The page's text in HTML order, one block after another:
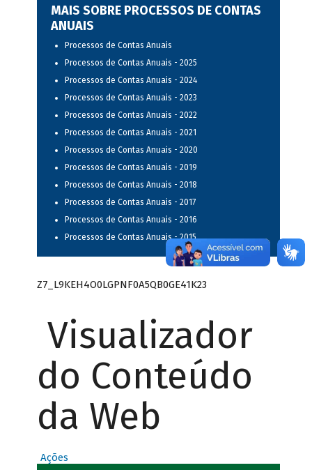
MAIS SOBRE PROCESSOS DE CONTAS
ANUAIS
Processos de Contas Anuais
Processos de Contas Anuais - 2025
Processos de Contas Anuais - 2024
Processos de Contas Anuais - 2023
Processos de Contas Anuais - 2022
Processos de Contas Anuais - 2021
Processos de Contas Anuais - 2020
Processos de Contas Anuais - 2019
Processos de Contas Anuais - 2018
Processos de Contas Anuais - 2017
Processos de Contas Anuais - 2016
Processos de Contas Anuais - 2015
Z7_L9KEH4O0LGPNF0A5QB0GE41K23
Visualizador
do Conteúdo
da Web
Ações